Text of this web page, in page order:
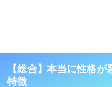
【総合】本当に性格
特徴